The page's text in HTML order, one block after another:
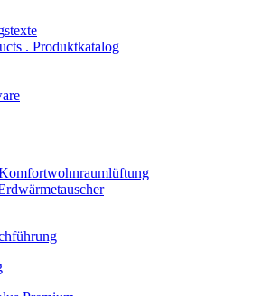
. Produktkatalog